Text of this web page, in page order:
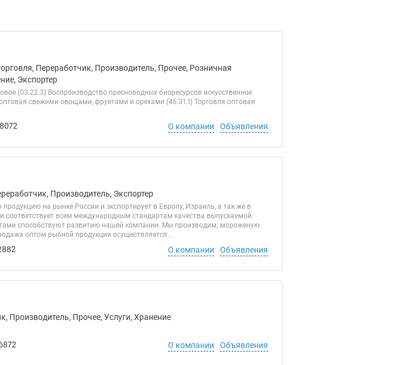
Переработчик, Производитель, Прочее, Розничная
Экспортер
(03.22.3) Воспроизводство пресноводных биоресурсов искусственное
свежими овощами, фруктами и орехами (46.31.1) Торговля оптовая
О компании Объявления
Производитель, Экспортер
на рынке России и экспортирует в Европу, Израиль, а так же в
всем международным стандартам качества выпускаемой
способствуют развитию нашей компании. Мы производим; мороженую
оптом рыбной продукции осуществляется...
О компании Объявления
Производитель, Прочее, Услуги, Хранение
О компании Объявления